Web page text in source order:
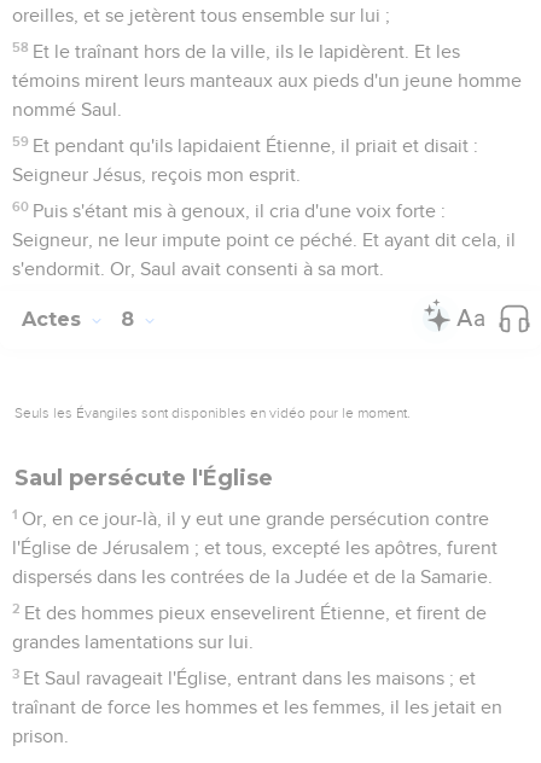
oreilles, et se jetèrent tous ensemble sur lui ;
58 Et le traînant hors de la ville, ils le lapidèrent. Et les
témoins mirent leurs manteaux aux pieds d'un jeune homme
nommé Saul.
59 Et pendant qu'ils lapidaient Étienne, il priait et disait :
Seigneur Jésus, reçois mon esprit.
60 Puis s'étant mis à genoux, il cria d'une voix forte :
Seigneur, ne leur impute point ce péché. Et ayant dit cela, il
s'endormit. Or, Saul avait consenti à sa mort.
Actes 8
Seuls les Évangiles sont disponibles en vidéo pour le moment.
Saul persécute l'Église
1 Or, en ce jour-là, il y eut une grande persécution contre
l'Église de Jérusalem ; et tous, excepté les apôtres, furent
dispersés dans les contrées de la Judée et de la Samarie.
2 Et des hommes pieux ensevelirent Étienne, et firent de
grandes lamentations sur lui.
3 Et Saul ravageait l'Église, entrant dans les maisons ; et
traînant de force les hommes et les femmes, il les jetait en
prison.